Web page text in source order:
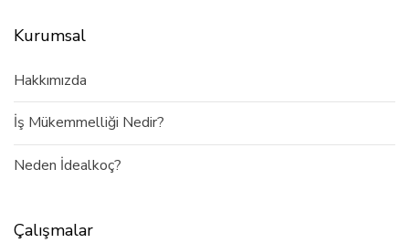
Kurumsal
Hakkımızda
İş Mükemmelliği Nedir?
Neden İdealkoç?
Çalışmalar